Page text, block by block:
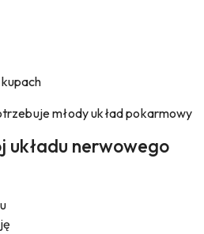
młody układ pokarmowy
układu nerwowego